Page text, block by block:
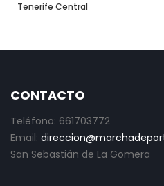
Tenerife Central
CONTACTO
Teléfono: 661703772
Email:
San Sebastián de La Gomera